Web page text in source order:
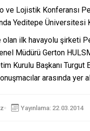
ve Lojistik Konferansı
Yeditepe Üniversitesi
olan ilk havayolu şirketi
Müdürü Gerton
Kurulu Başkanı Turgut
arasında yer
Yayınlama: 22.03.2014